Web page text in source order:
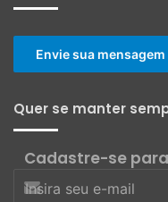
Envie sua mensagem
Quer se manter
Cadastre-se